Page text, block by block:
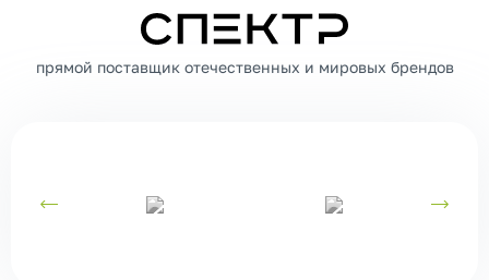
СПЕКТР
прямой поставщик отечественных и мировых брендов